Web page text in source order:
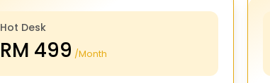
Hot Desk
RM 499 /Month